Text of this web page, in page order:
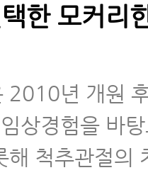
한 모커리
2010년 개원
상경험을 바
해 척추관절의